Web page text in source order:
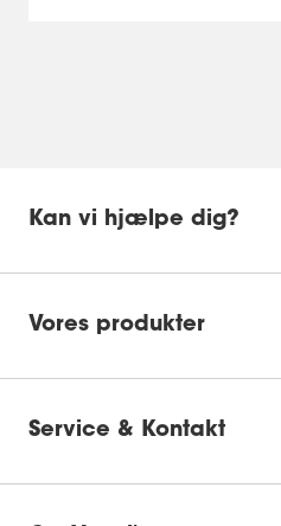
Kan vi hjælpe dig?
Vores produkter
Service & Kontakt